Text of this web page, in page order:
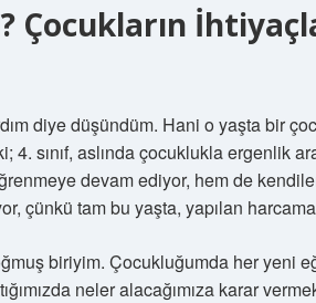
Çocukların
diye düşündüm. Hani o yaşta bir
4. sınıf, aslında çocuklukla ergenlik
devam ediyor, hem de
çünkü tam bu yaşta, yapılan
biriyim. Çocukluğumda her yeni
neler alacağımıza karar